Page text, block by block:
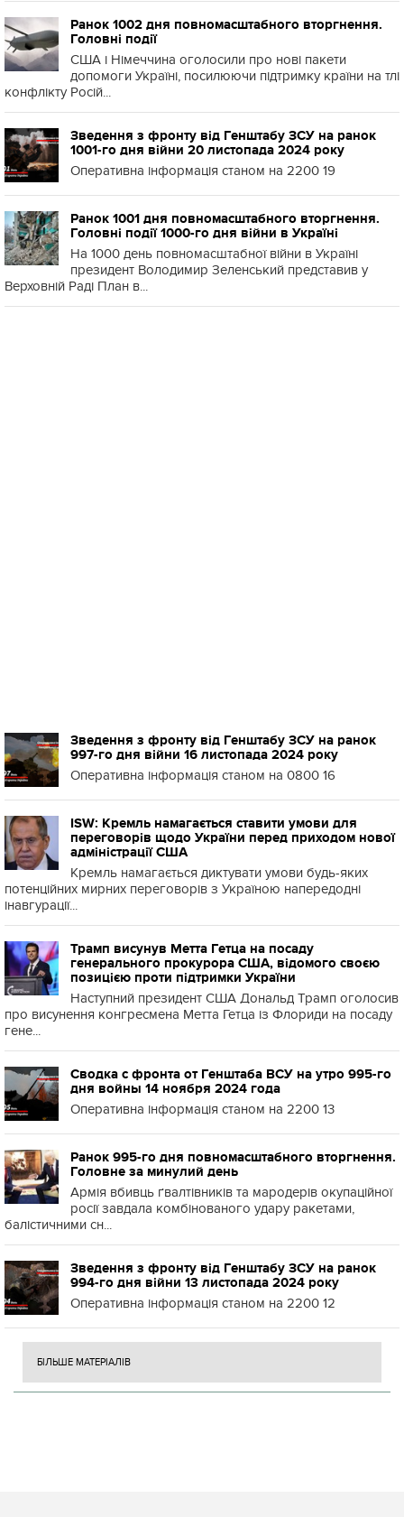
Ранок 1002 дня повномасштабного вторгнення.
Головні події
США і Німеччина оголосили про нові пакети
допомоги Україні, посилюючи підтримку країни на тлі
конфлікту Росій...
Зведення з фронту від Генштабу ЗСУ на ранок
1001-го дня війни 20 листопада 2024 року
Оперативна інформація станом на 2200 19
Ранок 1001 дня повномасштабного вторгнення.
Головні події 1000-го дня війни в Україні
На 1000 день повномасштабної війни в Україні
президент Володимир Зеленський представив у
Верховній Раді План в...
Зведення з фронту від Генштабу ЗСУ на ранок
997-го дня війни 16 листопада 2024 року
Оперативна інформація станом на 0800 16
ISW: Кремль намагається ставити умови для
переговорів щодо України перед приходом нової
адміністрації США
Кремль намагається диктувати умови будь-яких
потенційних мирних переговорів з Україною напередодні
інавгурації...
Трамп висунув Метта Гетца на посаду
генерального прокурора США, відомого своєю
позицією проти підтримки України
Наступний президент США Дональд Трамп оголосив
про висунення конгресмена Метта Гетца із Флориди на посаду
гене...
Сводка с фронта от Генштаба ВСУ на утро 995-го
дня войны 14 ноября 2024 года
Оперативна інформація станом на 2200 13
Ранок 995-го дня повномасштабного вторгнення.
Головне за минулий день
Армія вбивць ґвалтівників та мародерів окупаційної
росії завдала комбінованого удару ракетами,
балістичними сн...
Зведення з фронту від Генштабу ЗСУ на ранок
994-го дня війни 13 листопада 2024 року
Оперативна інформація станом на 2200 12
БІЛЬШЕ МАТЕРІАЛІВ